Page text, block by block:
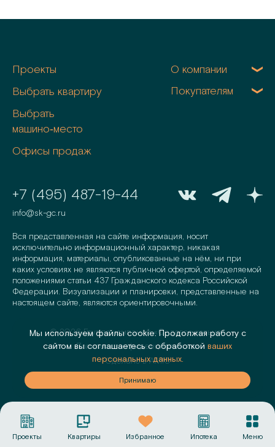
Проекты
Выбрать квартиру
Выбрать
машино‑место
Офисы продаж
О компании
Покупателям
+7 (495) 487-19-44
info@sk-gc.ru
Вся представленная на сайте информация, носит
исключительно информационный характер, никакая
информация, материалы, опубликованные на нём, ни при
каких условиях не являются публичной офертой, определяемой
положениями статьи 437 Гражданского кодекса Российской
Федерации. Визуализации и планировки, представленные на
настоящем сайте, являются ориентировочными.
©2026Группа компаний «Садовое кольцо»
Политика конфиденциальности
Сделано вAMIO
Мы используем файлы cookie. Продолжая работу с
сайтом вы соглашаетесь с обработкой ваших
персональных данных.
Принимаю
Проекты Квартиры Избранное Ипотека Меню